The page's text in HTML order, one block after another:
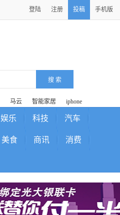
登陆 注册 投稿 手机版
马云 智能家居 iphone
娱乐 科技 汽车
美食 商讯 消费